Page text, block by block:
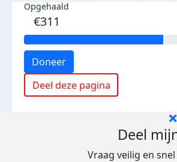
Opgehaald
€311
Doneer
Deel deze pagina
Deel
Vraag veilig en